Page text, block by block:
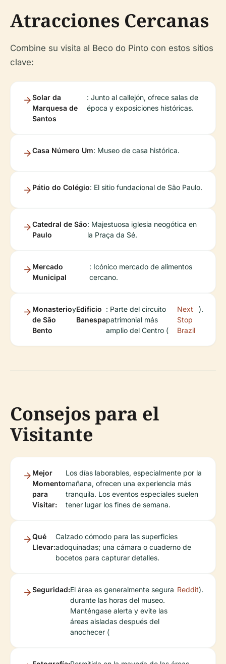
Atracciones Cercanas
Combine su visita al Beco do Pinto con estos sitios
clave:
Solar da
Marquesa de
Santos
: Junto al callejón, ofrece salas de
época y exposiciones históricas.
Casa Número Um: Museo de casa histórica.
Pátio do Colégio: El sitio fundacional de São Paulo.
Catedral de São
Paulo
: Majestuosa iglesia neogótica en
la Praça da Sé.
Mercado
Municipal
: Icónico mercado de alimentos
cercano.
Monasterio
de São
Bento
yEdificio
Banespa
: Parte del circuito
patrimonial más
amplio del Centro (
Next
Stop
Brazil
).
Consejos para el
Visitante
Mejor
Momento
para
Visitar:
Los días laborables, especialmente por la
mañana, ofrecen una experiencia más
tranquila. Los eventos especiales suelen
tener lugar los fines de semana.
Qué
Llevar:
Calzado cómodo para las superficies
adoquinadas; una cámara o cuaderno de
bocetos para capturar detalles.
Seguridad:El área es generalmente segura
durante las horas del museo.
Manténgase alerta y evite las
áreas aisladas después del
anochecer (
Reddit).